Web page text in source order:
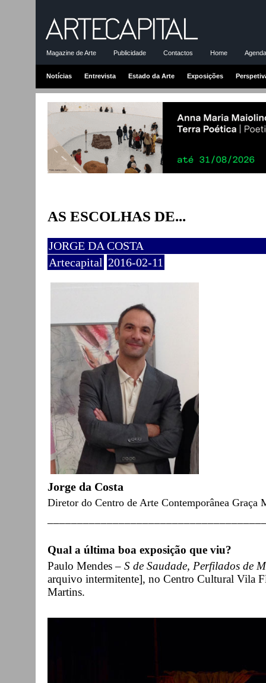
Magazine de Arte Publicidade Contactos Home
Notícias Entrevista Estado da Arte Exposições
AS ESCOLHAS DE...
JORGE DA COSTA
Artecapital 2016-02-11
Jorge da Costa
Diretor​ do Centro de Arte Contemporânea Graça
Qual a última boa exposição que viu?
Paulo Mendes – S de Saudade, Perfilados de
arquivo intermitente], no Centro Cultural Vila
Martins.